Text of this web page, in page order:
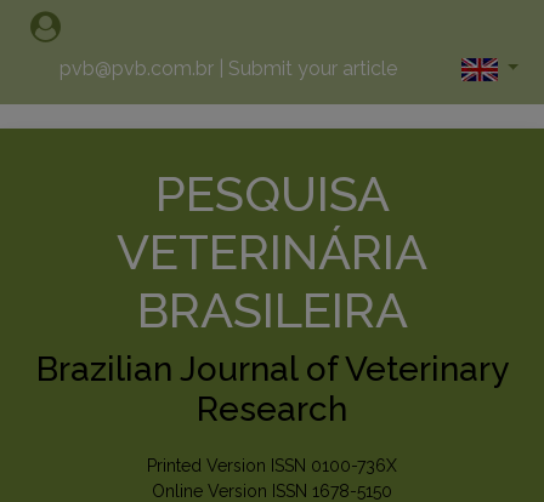
pvb@pvb.com.br Submit your article
PESQUISA
VETERINÁRIA
BRASILEIRA
Brazilian Journal of Veterinary
Research
Printed Version ISSN 0100-736X
Online Version ISSN 1678-5150